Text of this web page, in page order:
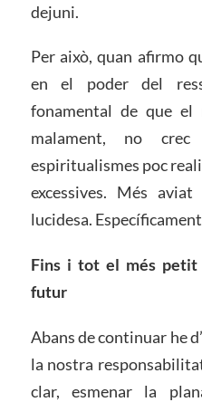
dejuni.
Per això, quan afirmo
en el poder del
fonamental de que
malament, no
espiritualismes poc
excessives. Més
lucidesa.
Fins i tot el més
futur
Abans de continuar he
la nostra
clar, esmenar la